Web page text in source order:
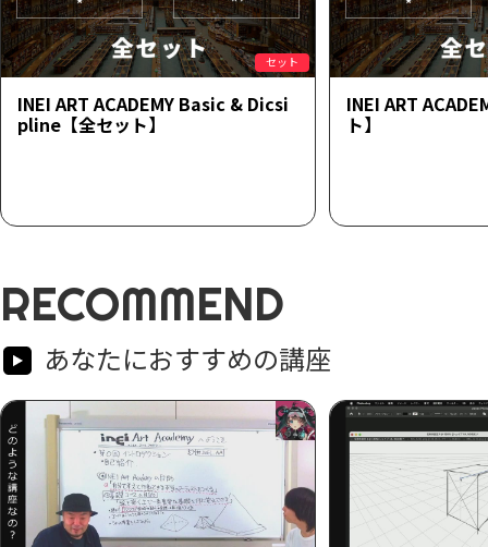
セット
INEI ART ACADEMY Basic & Dicsi
pline【全セット】
INEI ART
ト】
RECOMMEND
あなたにおすすめの講座